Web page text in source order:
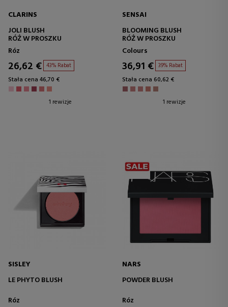
CLARINS
JOLI BLUSH
RÓŻ W PROSZKU
Róz
26,62 € 43% Rabat
Stała cena 46,70 €
1 rewizje
SENSAI
BLOOMING BLUSH
RÓŻ W PROSZKU
Colours
36,91 € 39% Rabat
Stała cena 60,62 €
1 rewizje
SISLEY
LE PHYTO BLUSH
Róz
NARS
POWDER BLUSH
Róz